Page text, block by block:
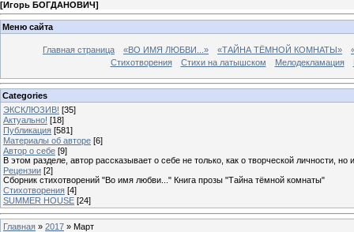
[Игорь БОГДАНОВИЧ]
Меню сайта
Главная страница «ВО ИМЯ ЛЮБВИ...» «ТАЙНА ТЁМНОЙ КОМНАТЫ»
Стихотворения
Стихи на латышском Мелодекламация
Categories
ЭКСКЛЮЗИВ! [35]
Актуально! [18]
Публикация [581]
Материалы об авторе [6]
Автор о себе [9]
В этом разделе, автор рассказывает о себе не только, как о творческой личности,
Рецензии [2]
Сборник стихотворений "Во имя любви..." Книга прозы "Тайна тёмной комнаты"
Стихотворения [4]
SUMMER HOUSE [24]
Главная » 2017 » Март